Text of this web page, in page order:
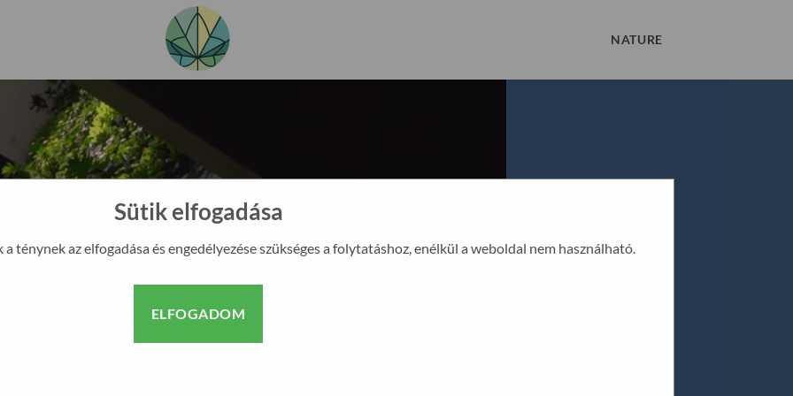
NATURE
Sütik elfogadása
ténynek az elfogadása és engedélyezése szükséges a folytatáshoz, enélkül a weboldal nem használható.
ELFOGADOM